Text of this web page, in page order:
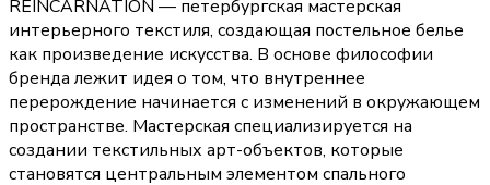
REINCARNATION — петербургская мастерская
интерьерного текстиля, создающая постельное белье
как произведение искусства. В основе философии
бренда лежит идея о том, что внутреннее
перерождение начинается с изменений в окружающем
пространстве. Мастерская специализируется на
создании текстильных арт-объектов, которые
становятся центральным элементом спального